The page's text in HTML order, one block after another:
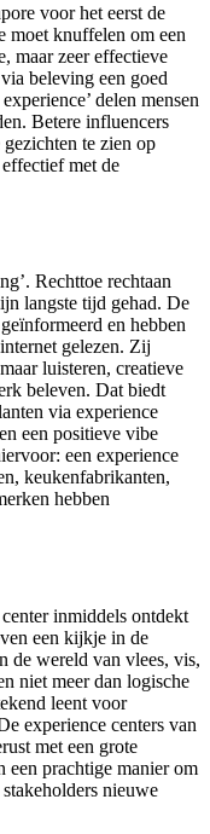
voor het eerst de
moet knuffelen om een
maar zeer effectieve
beleving een goed
delen mensen
Betere influencers
te zien op
met de
Rechttoe rechtaan
langste tijd gehad. De
en hebben
gelezen. Zij
luisteren, creatieve
beleven. Dat biedt
via experience
een positieve vibe
een experience
keukenfabrikanten,
hebben
inmiddels ontdekt
een kijkje in de
de wereld van vlees, vis,
niet meer dan logische
leent voor
experience centers van
met een grote
een prachtige manier om
nieuwe